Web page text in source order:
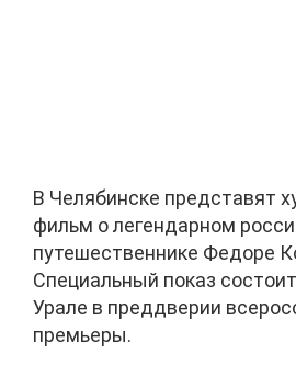
В Челябинске представят
фильм о легендарном
путешественнике Федоре
Специальный показ
Урале в преддверии
премьеры.